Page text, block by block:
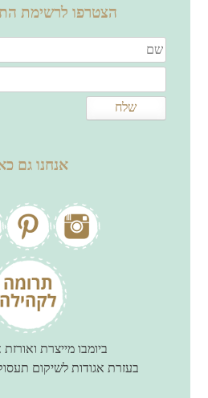
הצטרפו לרשימת
אנחנו גם
ביומבו מייצרת
בעזרת אגודות לשיקום